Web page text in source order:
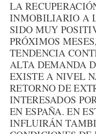
LA
INMOBILIARIO A
SIDO MUY
PRÓXIMOS
TENDENCIA
ALTA DEMANDA
EXISTE A NIVEL
RETORNO DE
INTERESADOS
EN ESPAÑA. EN
INFLUIRÁN